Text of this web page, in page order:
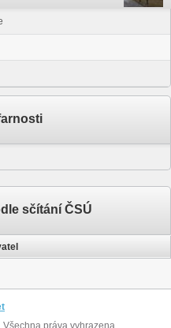
sčítání ČSÚ
práva vyhrazena.